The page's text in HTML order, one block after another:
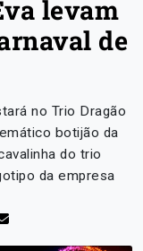
levam
de
no Trio Dragão
botijão da
do trio
da empresa